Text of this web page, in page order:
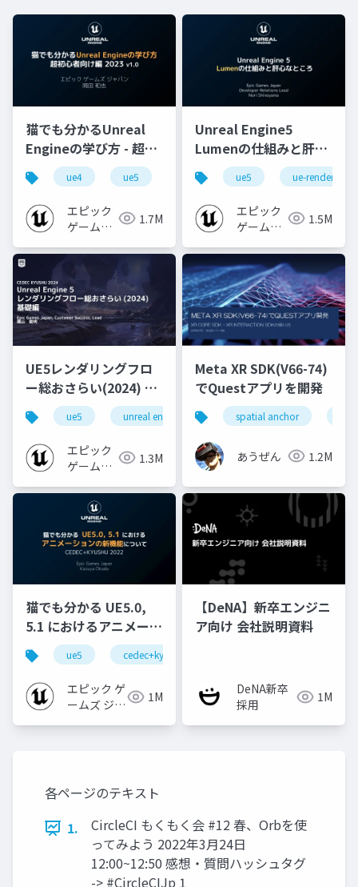
猫でも分かるUnreal
Engineの学び方 - 超初
心者向け編 - 2023 v1.0
ue4 ue5 ue-beginner
エピック
ゲームズ
1.7M
Unreal Engine5
Lumenの仕組みと肝心
なところ
ue5 ue-rendering
エピック
ゲームズ
1.5M
UE5レンダリングフロ
ー総おさらい(2024) 基
礎編！
[CEDEC+KYUSHU
2024]
ue5 unreal engine ue-rendering
エピック
ゲームズ
1.3M
Meta XR SDK(V66-74)
でQuestアプリを開発
spatial anchor
あうぜん 1.2M
猫でも分かる UE5.0,
5.1 におけるアニメーシ
ョンの新機能について
【CEDEC+KYUSHU
2022】
ue5 cedec+kyushu
エピック ゲ
ームズ ジャ
1M
【DeNA】新卒エンジニ
ア向け 会社説明資料
DeNA新卒
採用
1M
各ページのテキスト
1.
CircleCI もくもく会 #12 春、Orbを使
ってみよう 2022年3月24日
12:00~12:50 感想・質問ハッシュタグ
-> #CircleCIJp 1